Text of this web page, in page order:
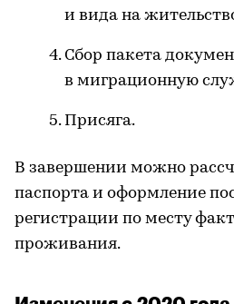
и вида на
Сбор пакета
в миграционную
Присяга.
В завершении можно
паспорта и оформление
регистрации по месту
проживания.